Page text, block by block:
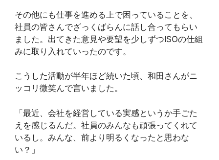
その他にも仕事を進める上で困っていることを、
社員の皆さんでざっくばらんに話し合ってもらい
ました。出てきた意見や要望を少しずつISOの仕組
みに取り入れていったのです。
こうした活動が半年ほど続いた頃、和田さんがニ
ッコリ微笑んで言いました。
「最近、会社を経営している実感というか手ごた
えを感じるんだ。社員のみんなも頑張ってくれて
いるし。みんな、前より明るくなったと思わな
い？」